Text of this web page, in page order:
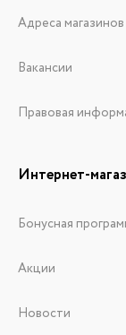
Адреса магазинов
Вакансии
Правовая
Интернет-
Бонусная
Акции
Новости